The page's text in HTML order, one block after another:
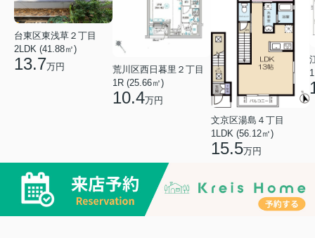
台東区東浅草２丁目
2LDK (41.88㎡)
13.7万円
荒川区西日暮里２丁目
1R (25.66㎡)
10.4万円
文京区湯島４丁目
1LDK (56.12㎡)
15.5万円